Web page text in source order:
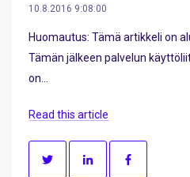
10.8.2016 9:08:00
Huomautus: Tämä artikkeli on
Tämän jälkeen palvelun
on...
Read this article